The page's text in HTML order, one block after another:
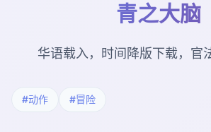
青之大脑
华语载入，时间降版下载，官
#动作 #冒险